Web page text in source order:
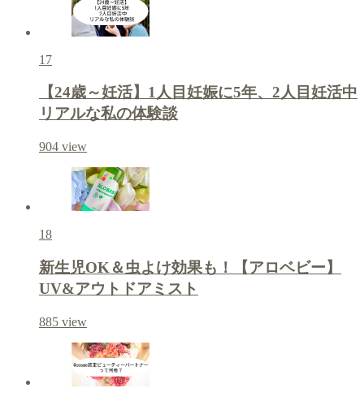
17
【24歳～妊活】1人目妊娠に5年、2人目妊活中
リアルな私の体験談
904 view
18
新生児OK＆虫よけ効果も！【アロベビー】
UV&アウトドアミスト
885 view